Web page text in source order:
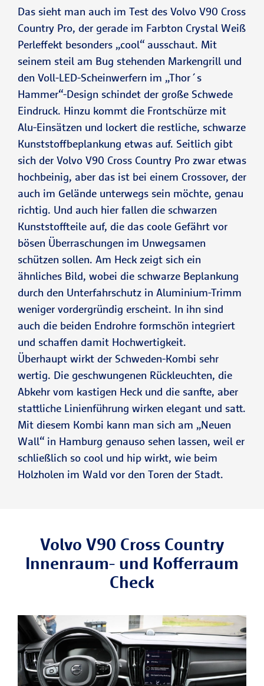
Das sieht man auch im Test des Volvo V90 Cross
Country Pro, der gerade im Farbton Crystal Weiß
Perleffekt besonders „cool“ ausschaut. Mit
seinem steil am Bug stehenden Markengrill und
den Voll-LED-Scheinwerfern im „Thor´s
Hammer“-Design schindet der große Schwede
Eindruck. Hinzu kommt die Frontschürze mit
Alu-Einsätzen und lockert die restliche, schwarze
Kunststoffbeplankung etwas auf. Seitlich gibt
sich der Volvo V90 Cross Country Pro zwar etwas
hochbeinig, aber das ist bei einem Crossover, der
auch im Gelände unterwegs sein möchte, genau
richtig. Und auch hier fallen die schwarzen
Kunststoffteile auf, die das coole Gefährt vor
bösen Überraschungen im Unwegsamen
schützen sollen. Am Heck zeigt sich ein
ähnliches Bild, wobei die schwarze Beplankung
durch den Unterfahrschutz in Aluminium-Trimm
weniger vordergründig erscheint. In ihn sind
auch die beiden Endrohre formschön integriert
und schaffen damit Hochwertigkeit.
Überhaupt wirkt der Schweden-Kombi sehr
wertig. Die geschwungenen Rückleuchten, die
Abkehr vom kastigen Heck und die sanfte, aber
stattliche Linienführung wirken elegant und satt.
Mit diesem Kombi kann man sich am „Neuen
Wall“ in Hamburg genauso sehen lassen, weil er
schließlich so cool und hip wirkt, wie beim
Holzholen im Wald vor den Toren der Stadt.
Volvo V90 Cross Country
Innenraum- und Kofferraum
Check